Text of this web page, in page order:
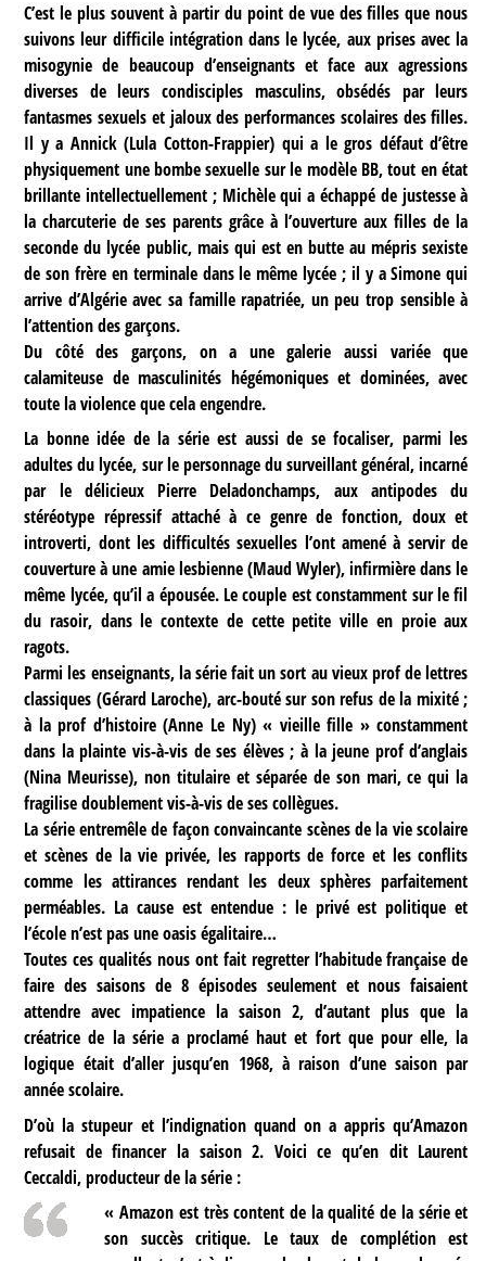
C’est le plus souvent à partir du point de vue des filles que nous
suivons leur difficile intégration dans le lycée, aux prises avec la
misogynie de beaucoup d’enseignants et face aux agressions
diverses de leurs condisciples masculins, obsédés par leurs
fantasmes sexuels et jaloux des performances scolaires des filles.
Il y a Annick (Lula Cotton-Frappier) qui a le gros défaut d’être
physiquement une bombe sexuelle sur le modèle BB, tout en état
brillante intellectuellement ; Michèle qui a échappé de justesse à
la charcuterie de ses parents grâce à l’ouverture aux filles de la
seconde du lycée public, mais qui est en butte au mépris sexiste
de son frère en terminale dans le même lycée ; il y a Simone qui
arrive d’Algérie avec sa famille rapatriée, un peu trop sensible à
l’attention des garçons.
Du côté des garçons, on a une galerie aussi variée que
calamiteuse de masculinités hégémoniques et dominées, avec
toute la violence que cela engendre.
La bonne idée de la série est aussi de se focaliser, parmi les
adultes du lycée, sur le personnage du surveillant général, incarné
par le délicieux Pierre Deladonchamps, aux antipodes du
stéréotype répressif attaché à ce genre de fonction, doux et
introverti, dont les difficultés sexuelles l’ont amené à servir de
couverture à une amie lesbienne (Maud Wyler), infirmière dans le
même lycée, qu’il a épousée. Le couple est constamment sur le fil
du rasoir, dans le contexte de cette petite ville en proie aux
ragots.
Parmi les enseignants, la série fait un sort au vieux prof de lettres
classiques (Gérard Laroche), arc-bouté sur son refus de la mixité ;
à la prof d’histoire (Anne Le Ny) « vieille fille » constamment
dans la plainte vis-à-vis de ses élèves ; à la jeune prof d’anglais
(Nina Meurisse), non titulaire et séparée de son mari, ce qui la
fragilise doublement vis-à-vis de ses collègues.
La série entremêle de façon convaincante scènes de la vie scolaire
et scènes de la vie privée, les rapports de force et les conflits
comme les attirances rendant les deux sphères parfaitement
perméables. La cause est entendue : le privé est politique et
l’école n’est pas une oasis égalitaire…
Toutes ces qualités nous ont fait regretter l’habitude française de
faire des saisons de 8 épisodes seulement et nous faisaient
attendre avec impatience la saison 2, d’autant plus que la
créatrice de la série a proclamé haut et fort que pour elle, la
logique était d’aller jusqu’en 1968, à raison d’une saison par
année scolaire.
D’où la stupeur et l’indignation quand on a appris qu’Amazon
refusait de financer la saison 2. Voici ce qu’en dit Laurent
Ceccaldi, producteur de la série :
« Amazon est très content de la qualité de la série et
son succès critique. Le taux de complétion est